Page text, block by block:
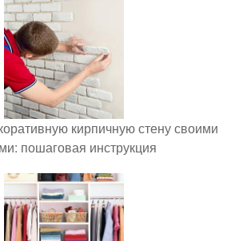
кирпичную стену своими
пошаговая инструкция